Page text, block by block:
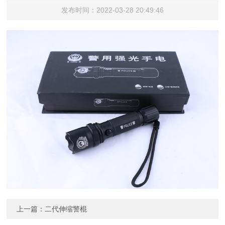
发布时间：2022-03-28 20:49:46
上一篇： 二代伸缩警棍